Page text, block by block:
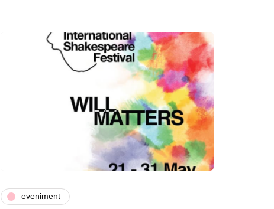
eveniment